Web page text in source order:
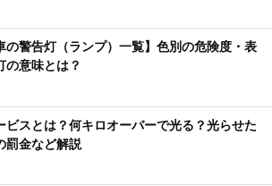
の警告灯（ランプ）一覧】色別の危険度・表
の意味とは？
ビスとは？何キロオーバーで光る？光らせた
罰金など解説